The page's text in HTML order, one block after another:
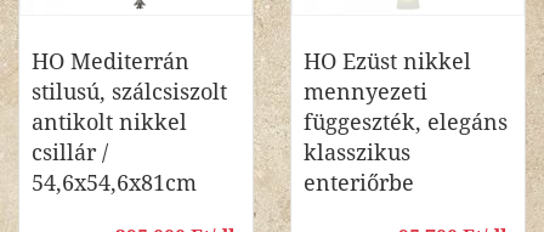
HO Mediterrán
stilusú, szálcsiszolt
antikolt nikkel
csillár /
54,6x54,6x81cm
HO Ezüst nikkel
mennyezeti
függeszték, elegáns
klasszikus
enteriőrbe